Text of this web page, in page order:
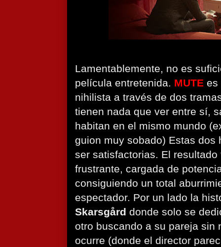
Lamentablemente, no es
película entretenida. MUTE es
nihilista a través de dos
tienen nada que ver entre sí,
habitan en el mismo mundo
guion muy sobado) Estas dos
ser satisfactorias. El
frustrante, cargada de
consiguiendo un total
espectador. Por un lado la
Skarsgård donde solo se
otro buscando a su pareja sin
ocurre (donde el director